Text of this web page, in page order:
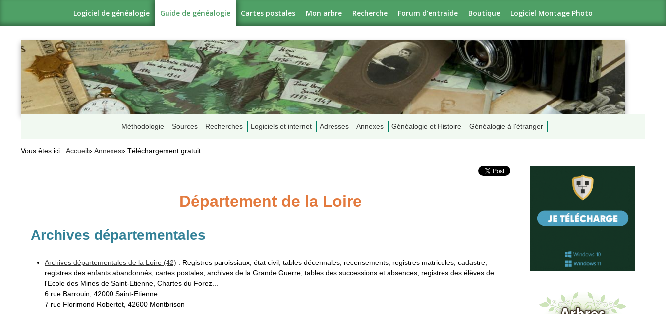
Logiciel de généalogie Guide de généalogie Cartes postales Mon arbre Recherche Forum d'entraide Boutique Logiciel Montage Photo
Méthodologie Sources Recherches Logiciels et internet Adresses Annexes Généalogie et Histoire Généalogie à l'étranger
Vous êtes ici : Accueil» Annexes» Téléchargement gratuit
Département de la Loire
Archives départementales
Archives départementales de la Loire (42) : Registres paroissiaux, état civil, tables décennales, recensements, registres matricules, cadastre,
registres des enfants abandonnés, cartes postales, archives de la Grande Guerre, tables des successions et absences, registres des élèves de
l'Ecole des Mines de Saint-Etienne, Chartes du Forez...
6 rue Barrouin, 42000 Saint-Etienne
7 rue Florimond Robertet, 42600 Montbrison